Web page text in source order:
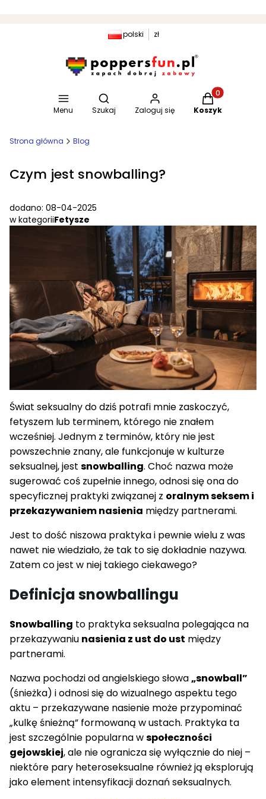
polski zł
Menu
Otwórz wyszukiwarkę
Szukaj Zaloguj się
Produkty w
Koszyk
Strona główna Blog
Czym jest snowballing?
dodano: 08-04-2025
w kategoriiFetysze
Świat seksualny do dziś potrafi mnie zaskoczyć,
fetyszem lub terminem, którego nie znałem
wcześniej. Jednym z terminów, który nie jest
powszechnie znany, ale funkcjonuje w kulturze
seksualnej, jest snowballing. Choć nazwa może
sugerować coś zupełnie innego, odnosi się ona do
specyficznej praktyki związanej z oralnym seksem i
przekazywaniem nasienia między partnerami.
Jest to dość niszowa praktyka i pewnie wielu z was
nawet nie wiedziało, że tak to się dokładnie nazywa.
Zatem co jest w niej takiego ciekawego?
Definicja snowballingu
Snowballing to praktyka seksualna polegająca na
przekazywaniu nasienia z ust do ust między
partnerami.
Nazwa pochodzi od angielskiego słowa„snowball”
(śnieżka) i odnosi się do wizualnego aspektu tego
aktu – przekazywane nasienie może przypominać
„kulkę śnieżną” formowaną w ustach. Praktyka ta
jest szczególnie popularna wspołeczności
gejowskiej, ale nie ogranicza się wyłącznie do niej –
niektóre pary heteroseksualne również ją eksplorują
jako element intensyfikacji doznań seksualnych.